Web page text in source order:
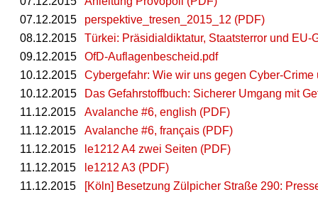
07.12.2015
perspektive_tresen_2015_12 (PDF)
08.12.2015
Türkei: Präsidialdiktatur, Staatsterror und EU-
09.12.2015
OfD-Auflagenbescheid.pdf
10.12.2015
Cybergefahr: Wie wir uns gegen Cyber-
10.12.2015
Das Gefahrstoffbuch: Sicherer Umgang mit
11.12.2015
Avalanche #6, english (PDF)
11.12.2015
Avalanche #6, français (PDF)
11.12.2015
le1212 A4 zwei Seiten (PDF)
11.12.2015
le1212 A3 (PDF)
11.12.2015
[Köln] Besetzung Zülpicher Straße 290: